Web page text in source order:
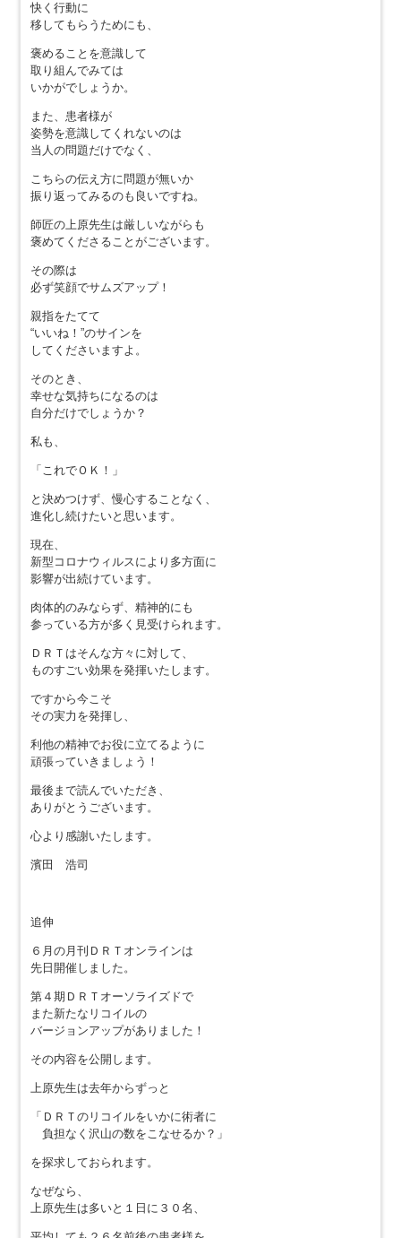
快く行動に
移してもらうためにも、
褒めることを意識して
取り組んでみては
いかがでしょうか。
また、患者様が
姿勢を意識してくれないのは
当人の問題だけでなく、
こちらの伝え方に問題が無いか
振り返ってみるのも良いですね。
師匠の上原先生は厳しいながらも
褒めてくださることがございます。
その際は
必ず笑顔でサムズアップ！
親指をたてて
“いいね！”のサインを
してくださいますよ。
そのとき、
幸せな気持ちになるのは
自分だけでしょうか？
私も、
「これでＯＫ！」
と決めつけず、慢心することなく、
進化し続けたいと思います。
現在、
新型コロナウィルスにより多方面に
影響が出続けています。
肉体的のみならず、精神的にも
参っている方が多く見受けられます。
ＤＲＴはそんな方々に対して、
ものすごい効果を発揮いたします。
ですから今こそ
その実力を発揮し、
利他の精神でお役に立てるように
頑張っていきましょう！
最後まで読んでいただき、
ありがとうございます。
心より感謝いたします。
濱田 浩司
追伸
６月の月刊ＤＲＴオンラインは
先日開催しました。
第４期ＤＲＴオーソライズドで
また新たなリコイルの
バージョンアップがありました！
その内容を公開します。
上原先生は去年からずっと
「ＤＲＴのリコイルをいかに術者に
負担なく沢山の数をこなせるか？」
を探求しておられます。
なぜなら、
上原先生は多いと１日に３０名、